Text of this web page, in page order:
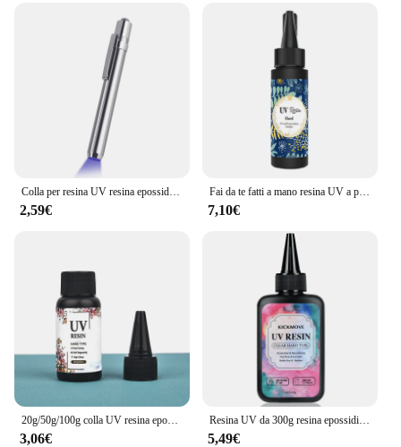
Colla per resina UV resina epossidica trasparente colla UV polimerizzazione a raggi ultravioletti lampada UV adesiva ad asciugatura rapida forniture per la creazione di gioielli in resina fai da te
2,59€
Fai da te fatti a mano resina UV a polimerizzazione rapida colla senza ombre resistente all'ingiallimento per la decorazione fai da te
7,10€
20g/50g/100g colla UV resina epossidica gioielli fai da te che fanno alta trasparenza asciugatura rapida colla ad alta durezza lampada UV
3,06€
Resina UV da 300g resina epossidica a polimerizzazione UV dura cristallina, resina UV con Formula aggiornata, Kit di colla ad attivazione solare resina trasparente,
5,49€